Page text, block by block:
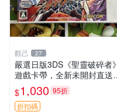
觀己 27
嚴選日版3DS《聖靈破碎者》
遊戲卡帶，全新未開封直送
聖靈破碎者 3DS 新遊戲 游戲
卡帶
$1,030 95折
折扣碼